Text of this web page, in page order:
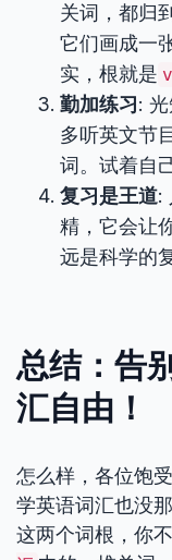
关词，都归到
它们画成一
实，根就是
勤加练习:
多听英文节
词。试着自
复习是王道:
精，它会让
远是科学的
总结：告
汇自由！
怎么样，各位饱受
学英语词汇也没
这两个词根，你